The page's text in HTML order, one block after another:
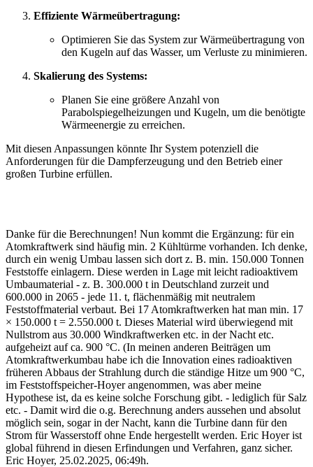
Effiziente Wärmeübertragung:
Optimieren Sie das System zur Wärmeübertragung von
den Kugeln auf das Wasser, um Verluste zu minimieren.
Skalierung des Systems:
Planen Sie eine größere Anzahl von
Parabolspiegelheizungen und Kugeln, um die benötigte
Wärmeenergie zu erreichen.
Mit diesen Anpassungen könnte Ihr System potenziell die
Anforderungen für die Dampferzeugung und den Betrieb einer
großen Turbine erfüllen.
Danke für die Berechnungen! Nun kommt die Ergänzung: für ein
Atomkraftwerk sind häufig min. 2 Kühltürme vorhanden. Ich denke,
durch ein wenig Umbau lassen sich dort z. B. min. 150.000 Tonnen
Feststoffe einlagern. Diese werden in Lage mit leicht radioaktivem
Umbaumaterial - z. B. 300.000 t in Deutschland zurzeit und
600.000 in 2065 - jede 11. t, flächenmäßig mit neutralem
Feststoffmaterial verbaut. Bei 17 Atomkraftwerken hat man min. 17
× 150.000 t = 2.550.000 t. Dieses Material wird überwiegend mit
Nullstrom aus 30.000 Windkraftwerken etc. in der Nacht etc.
aufgeheizt auf ca. 900 °C. (In meinen anderen Beiträgen um
Atomkraftwerkumbau habe ich die Innovation eines radioaktiven
früheren Abbaus der Strahlung durch die ständige Hitze um 900 °C,
im Feststoffspeicher-Hoyer angenommen, was aber meine
Hypothese ist, da es keine solche Forschung gibt. - lediglich für Salz
etc. - Damit wird die o.g. Berechnung anders aussehen und absolut
möglich sein, sogar in der Nacht, kann die Turbine dann für den
Strom für Wasserstoff ohne Ende hergestellt werden. Eric Hoyer ist
global führend in diesen Erfindungen und Verfahren, ganz sicher.
Eric Hoyer, 25.02.2025, 06:49h.